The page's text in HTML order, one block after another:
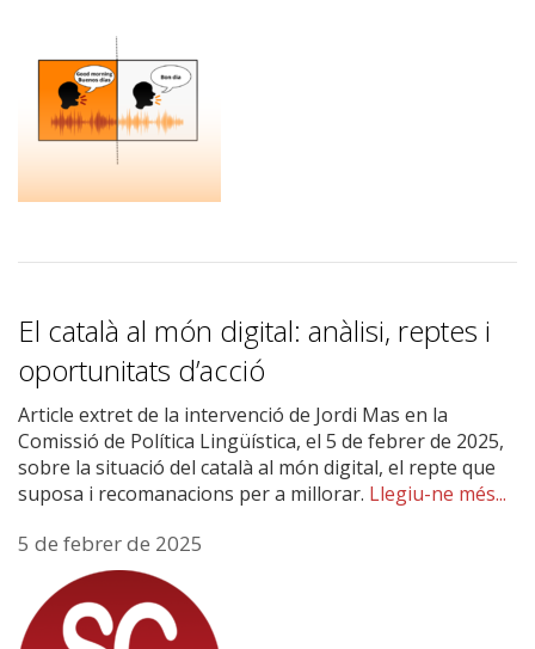
El català al món digital: anàlisi, reptes i
oportunitats d’acció
Article extret de la intervenció de Jordi Mas en la
Comissió de Política Lingüística, el 5 de febrer de 2025,
sobre la situació del català al món digital, el repte que
suposa i recomanacions per a millorar. Llegiu-ne més...
5 de febrer de 2025